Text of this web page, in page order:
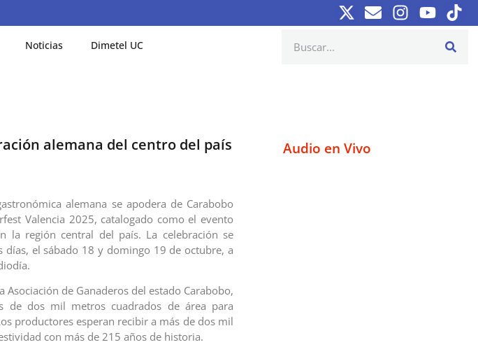
Noticias Dimetel UC
alemana del centro del país
alemana se apodera de Carabobo
Valencia 2025, catalogado como el evento
la región central del país. La celebración se
días, el sábado 18 y domingo 19 de octubre, a
Asociación de Ganaderos del estado Carabobo,
de dos mil metros cuadrados de área para
productores esperan recibir a más de dos mil
con más de 215 años de historia.
Audio en Vivo